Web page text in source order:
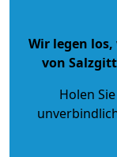
Wir legen
von
Holen